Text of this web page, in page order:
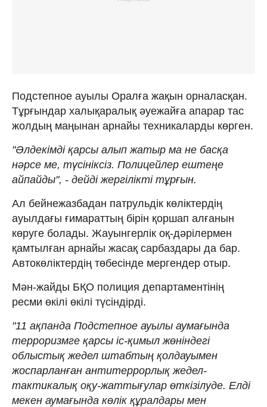
Подстепное ауылы Оралға жақын орналасқан.
Тұрғындар халықаралық әуежайға апарар тас
жолдың маңынан арнайы техникаларды көрген.
"Әлдекімді қарсы алып жатыр ма не басқа
нәрсе ме, түсініксіз. Полицейлер ештеңе
айпайды", - дейді жергілікті тұрғын.
Ал бейнежазбадан патрульдік көліктердің
ауылдағы ғимараттың бірін қоршап алғанын
көруге болады. Жауынгерлік оқ-дәрілермен
қамтылған арнайы жасақ сарбаздары да бар.
Автокөліктердің төбесінде мергендер отыр.
Мән-жайды БҚО полиция департаментінің
ресми өкілі өкілі түсіндірді.
"11 ақпанда Подстепное ауылы аумағында
терроризмге қарсы іс-қимыл жөніндегі
облыстық жедел штабтың қолдауымен
жоспарланған антитеррорлық жедел-
тактикалық оқу-жаттығулар өткізілуде. Елді
мекен аумағында көлік құралдары мен